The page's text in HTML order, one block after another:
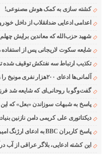
کشته سازی به کمک هوش مصنوعی!
اعدامی ادعایی ضدانقلاب از داخل
شهید حزب‌الله که معاندین برایش
شایعه سکوت لاریجانی پس از
تکذیب ارتباط سه نفتکش توقیف شده
آلمانی‌ها ادعای ۲۰۰هزار نفری مونیخ را زیر سوال بردند
گفت‌وگو با روحانی‌ای که شایعه شد
پاسخ به شبهات سوزاندن «بعل» که
دیکتاتوری علی کریمی دامن نازنین
پاسخ کاربران BBC به ادعای ارژنگ امیرفضلی
این کشته ادعایی، بلاگر عراقی از آب